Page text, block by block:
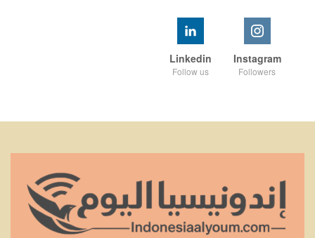
Instagram
Followers
Linkedin
Follow us